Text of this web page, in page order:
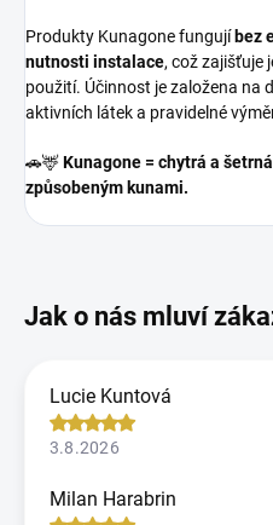
Produkty Kunagone fungují bez
nutnosti instalace, což zajišťuje
použití. Účinnost je založena na
aktivních látek a pravidelné
🚗🦌Kunagone = chytrá a
způsobeným kunami.
Lucie Kuntová
3.8.2026
Milan Harabrin